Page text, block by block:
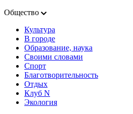
Общество
Культура
В городе
Образование, наука
Своими словами
Спорт
Благотворительность
Отдых
Клуб N
Экология